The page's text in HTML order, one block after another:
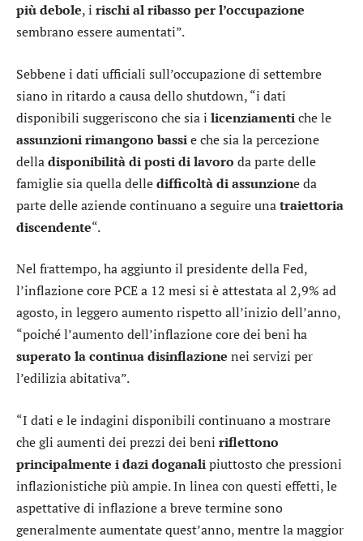
più debole, i rischi al ribasso per l’occupazione
sembrano essere aumentati”.
Sebbene i dati ufficiali sull’occupazione di settembre
siano in ritardo a causa dello shutdown, “i dati
disponibili suggeriscono che sia i licenziamentiche le
assunzioni rimangono bassie che sia la percezione
delladisponibilità di posti di lavoro da parte delle
famiglie sia quella delledifficoltà di assunzione da
parte delle aziende continuano a seguire unatraiettoria
discendente“.
Nel frattempo, ha aggiunto il presidente della Fed,
l’inflazione core PCE a 12 mesi si è attestata al 2,9% ad
agosto, in leggero aumento rispetto all’inizio dell’anno,
“poiché l’aumento dell’inflazione core dei beni ha
superato la continua disinflazione nei servizi per
l’edilizia abitativa”.
“I dati e le indagini disponibili continuano a mostrare
che gli aumenti dei prezzi dei beni riflettono
principalmente i dazi doganalipiuttosto che pressioni
inflazionistiche più ampie. In linea con questi effetti, le
aspettative di inflazione a breve termine sono
generalmente aumentate quest’anno, mentre la maggior